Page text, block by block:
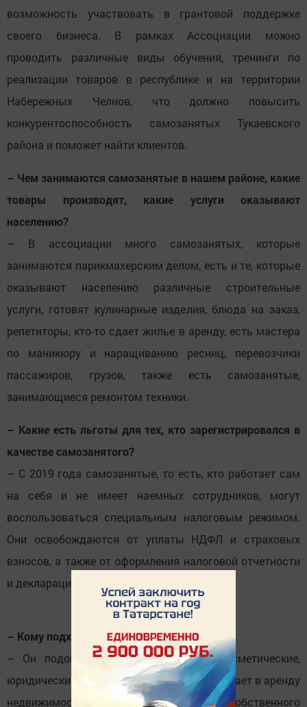
возможность участвовать в грантовой поддержке
своего бизнеса. В рамках Ассоциации можно
проводить различные виды обучения, тренинги по
реализации товаров в республике и на территории
Набережных Челнов, что должно повысить
конкурентоспособность самозанятых Тукаевского
района и поможет найти клиентов.
– Чем занимаются самозанятые в нашем районе, какие
товары производят, какие услуги оказывают
населению?
– В ассоциации много самозанятых, которые
занимаются парикмахерским делом, есть и те, которые
оказывают населению различные строительные
услуги, готовят кулинарные изделия, блюда на заказ,
репетиторы, кто-то сдает жилье в аренду, есть мастера
по маникюру и наращиванию ресниц, перевозчики
пассажиров, грузов, также есть самозанятые,
занимающиеся ремонтом техники.
– Какие есть льготы для тех, кто зарегистрировался в
качестве самозанятого?
– С 2019 года самозанятые, то есть, кто работает сам
на себя и не имеет наемных сотрудников, могут
воспользоваться специальным налоговым режимом.
Они освобождаются от уплаты НДФЛ и страховых
взносов, а также от оформления налоговой отчетности
и декларации.
– Кому подходит этот налоговый режим?
– Он подойдет тем, кто оказывает косметические,
юридические и образовательные услуги, сдает в аренду
недвижимость, продает товары собственного